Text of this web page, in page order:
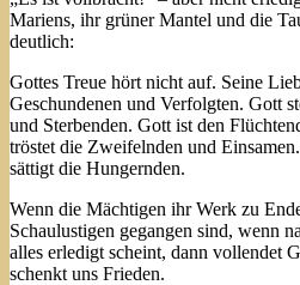
Mariens, ihr grüner Mantel und die
deutlich:
Gottes Treue hört nicht auf. Seine
Geschundenen und Verfolgten. Gott
und Sterbenden. Gott ist den
tröstet die Zweifelnden und
sättigt die Hungernden.
Wenn die Mächtigen ihr Werk zu
Schaulustigen gegangen sind, wenn
alles erledigt scheint, dann vollendet
schenkt uns Frieden.